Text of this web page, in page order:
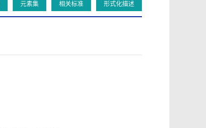
元素集 相关标准 形式化描述